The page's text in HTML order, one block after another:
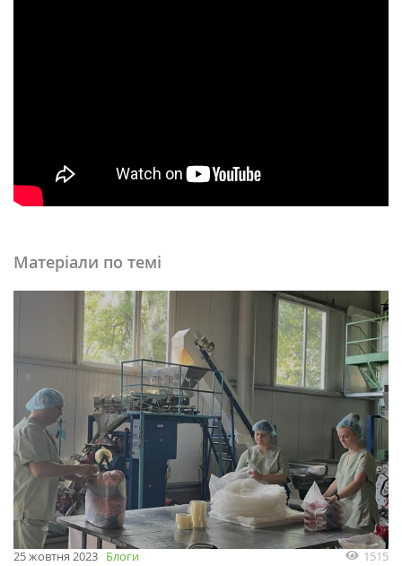
Матеріали по темі
25 жовтня 2023 Блоги 1515